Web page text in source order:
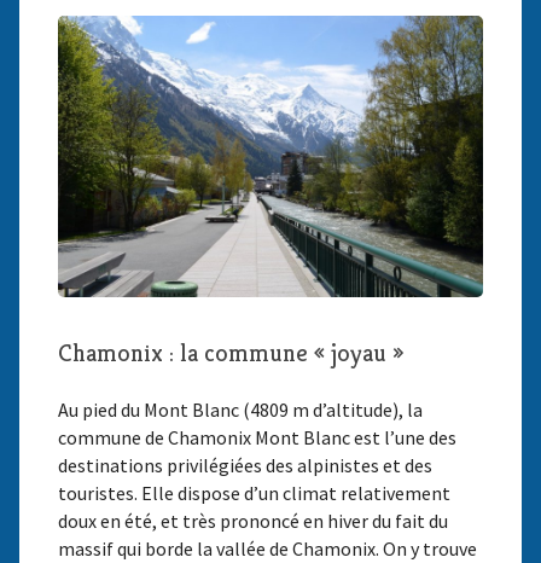
Chamonix : la commune « joyau »
Au pied du Mont Blanc (4809 m d’altitude), la
commune de Chamonix Mont Blanc est l’une des
destinations privilégiées des alpinistes et des
touristes. Elle dispose d’un climat relativement
doux en été, et très prononcé en hiver du fait du
massif qui borde la vallée de Chamonix. On y trouve